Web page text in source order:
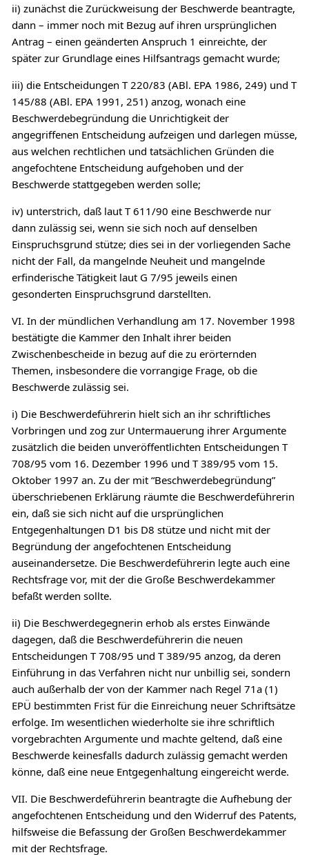
ii) zunächst die Zurückweisung der Beschwerde beantragte,
dann – immer noch mit Bezug auf ihren ursprünglichen
Antrag – einen geänderten Anspruch 1 einreichte, der
später zur Grundlage eines Hilfsantrags gemacht wurde;
iii) die Entscheidungen T 220/83 (ABl. EPA 1986, 249) und T
145/88 (ABl. EPA 1991, 251) anzog, wonach eine
Beschwerdebegründung die Unrichtigkeit der
angegriffenen Entscheidung aufzeigen und darlegen müsse,
aus welchen rechtlichen und tatsächlichen Gründen die
angefochtene Entscheidung aufgehoben und der
Beschwerde stattgegeben werden solle;
iv) unterstrich, daß laut T 611/90 eine Beschwerde nur
dann zulässig sei, wenn sie sich noch auf denselben
Einspruchsgrund stütze; dies sei in der vorliegenden Sache
nicht der Fall, da mangelnde Neuheit und mangelnde
erfinderische Tätigkeit laut G 7/95 jeweils einen
gesonderten Einspruchsgrund darstellten.
VI. In der mündlichen Verhandlung am 17. November 1998
bestätigte die Kammer den Inhalt ihrer beiden
Zwischenbescheide in bezug auf die zu erörternden
Themen, insbesondere die vorrangige Frage, ob die
Beschwerde zulässig sei.
i) Die Beschwerdeführerin hielt sich an ihr schriftliches
Vorbringen und zog zur Untermauerung ihrer Argumente
zusätzlich die beiden unveröffentlichten Entscheidungen T
708/95 vom 16. Dezember 1996 und T 389/95 vom 15.
Oktober 1997 an. Zu der mit “Beschwerdebegründung”
überschriebenen Erklärung räumte die Beschwerdeführerin
ein, daß sie sich nicht auf die ursprünglichen
Entgegenhaltungen D1 bis D8 stütze und nicht mit der
Begründung der angefochtenen Entscheidung
auseinandersetze. Die Beschwerdeführerin legte auch eine
Rechtsfrage vor, mit der die Große Beschwerdekammer
befaßt werden sollte.
ii) Die Beschwerdegegnerin erhob als erstes Einwände
dagegen, daß die Beschwerdeführerin die neuen
Entscheidungen T 708/95 und T 389/95 anzog, da deren
Einführung in das Verfahren nicht nur unbillig sei, sondern
auch außerhalb der von der Kammer nach Regel 71a (1)
EPÜ bestimmten Frist für die Einreichung neuer Schriftsätze
erfolge. Im wesentlichen wiederholte sie ihre schriftlich
vorgebrachten Argumente und machte geltend, daß eine
Beschwerde keinesfalls dadurch zulässig gemacht werden
könne, daß eine neue Entgegenhaltung eingereicht werde.
VII. Die Beschwerdeführerin beantragte die Aufhebung der
angefochtenen Entscheidung und den Widerruf des Patents,
hilfsweise die Befassung der Großen Beschwerdekammer
mit der Rechtsfrage.